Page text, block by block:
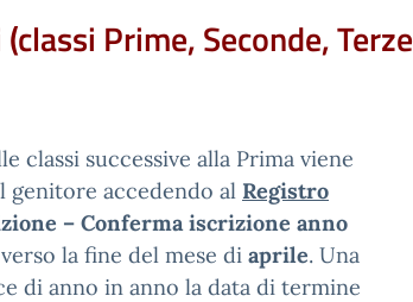
Prime, Seconde, Terze
classi successive alla Prima viene
accedendo al Registro
– Conferma iscrizione anno
la fine del mese di aprile. Una
di anno in anno la data di termine